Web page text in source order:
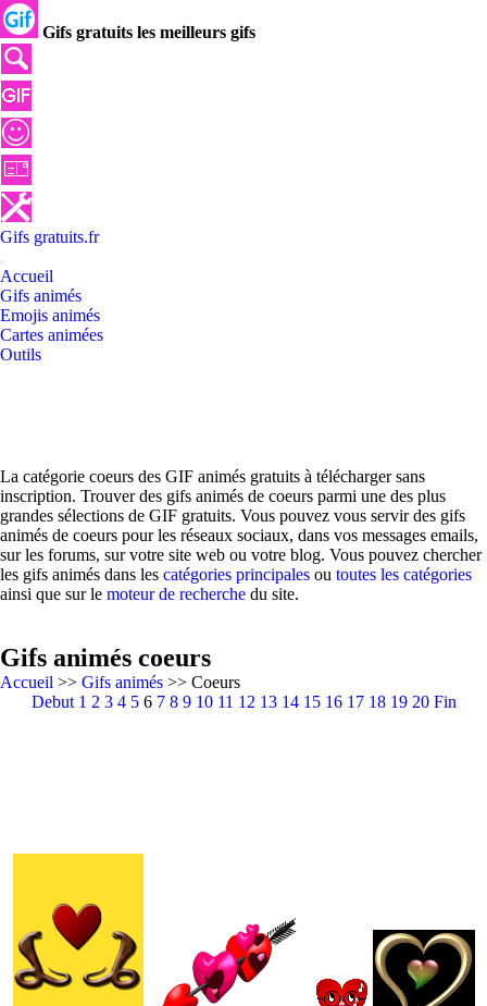
Gifs gratuits les meilleurs gifs
Gifs gratuits.fr
Accueil
Gifs animés
Emojis animés
Cartes animées
Outils
La catégorie coeurs des GIF animés gratuits à télécharger sans
inscription. Trouver des gifs animés de coeurs parmi une des plus
grandes sélections de GIF gratuits. Vous pouvez vous servir des gifs
animés de coeurs pour les réseaux sociaux, dans vos messages emails,
sur les forums, sur votre site web ou votre blog. Vous pouvez chercher
les gifs animés dans les catégories principales ou toutes les catégories
ainsi que sur le moteur de recherche du site.
Gifs animés coeurs
Accueil >> Gifs animés >> Coeurs
Debut 1 2 3 4 5 6 7 8 9 10 11 12 13 14 15 16 17 18 19 20 Fin